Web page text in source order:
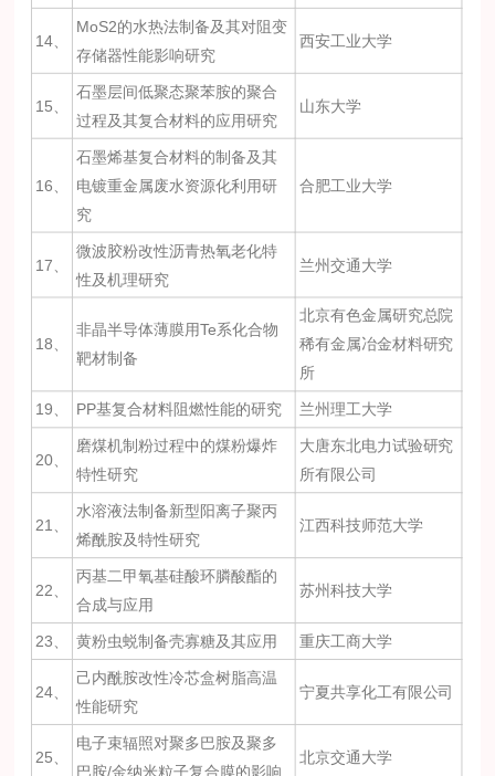
14、
MoS2的水热法制备及其对阻变
存储器性能影响研究
西安工业大学
15、
石墨层间低聚态聚苯胺的聚合
过程及其复合材料的应用研究
山东大学
16、
石墨烯基复合材料的制备及其
电镀重金属废水资源化利用研
究
合肥工业大学
17、
微波胶粉改性沥青热氧老化特
性及机理研究
兰州交通大学
18、
非晶半导体薄膜用Te系化合物
靶材制备
北京有色金属研究总院
稀有金属冶金材料研究
所
19、 PP基复合材料阻燃性能的研究 兰州理工大学
20、
磨煤机制粉过程中的煤粉爆炸
特性研究
大唐东北电力试验研究
所有限公司
21、
水溶液法制备新型阳离子聚丙
烯酰胺及特性研究
江西科技师范大学
22、
丙基二甲氧基硅酸环膦酸酯的
合成与应用
苏州科技大学
23、 黄粉虫蜕制备壳寡糖及其应用 重庆工商大学
24、
己内酰胺改性冷芯盒树脂高温
性能研究
宁夏共享化工有限公司
25、
电子束辐照对聚多巴胺及聚多
巴胺/金纳米粒子复合膜的影响
北京交通大学